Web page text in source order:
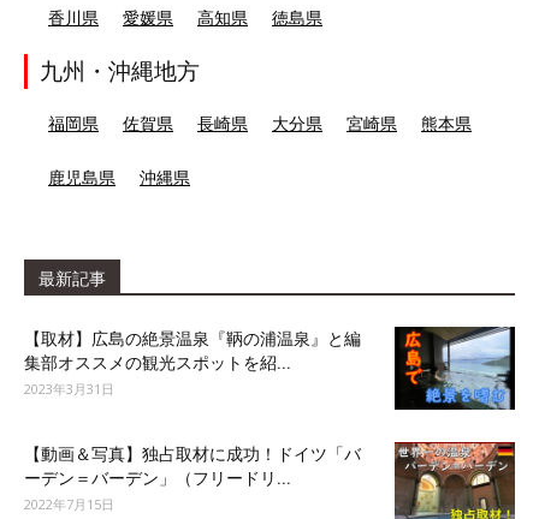
香川県 愛媛県 高知県 徳島県
九州・沖縄地方
福岡県 佐賀県 長崎県 大分県 宮崎県 熊本県
鹿児島県 沖縄県
最新記事
【取材】広島の絶景温泉『鞆の浦温泉』と編
集部オススメの観光スポットを紹...
2023年3月31日
【動画＆写真】独占取材に成功！ドイツ「バ
ーデン＝バーデン」（フリードリ...
2022年7月15日